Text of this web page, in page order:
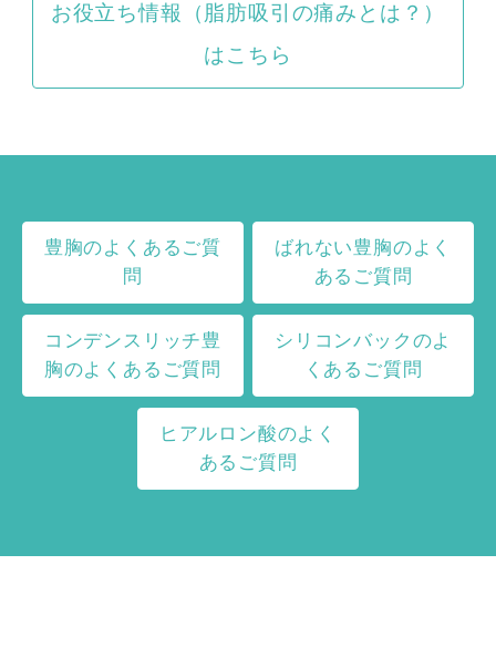
お役立ち情報（脂肪吸引の痛みとは？）
はこちら
豊胸のよくあるご質
問
ばれない豊胸のよく
あるご質問
コンデンスリッチ豊
胸のよくあるご質問
シリコンバックのよ
くあるご質問
ヒアルロン酸のよく
あるご質問